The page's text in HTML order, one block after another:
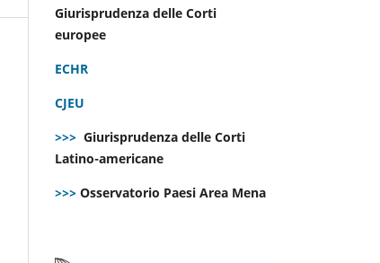
Giurisprudenza delle Corti
europee
ECHR
CJEU
>>> Giurisprudenza delle Corti
Latino-americane
>>> Osservatorio Paesi Area Mena